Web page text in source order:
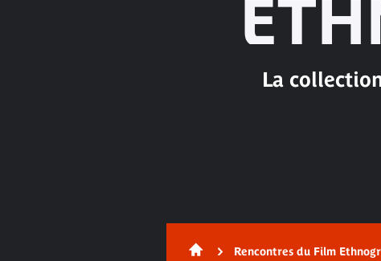
La
Rencontres du Film